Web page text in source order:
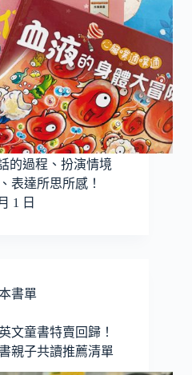
的過程、扮演情境
表達所思所感！
1 日
書單
文童書特賣回歸！
親子共讀推薦清單